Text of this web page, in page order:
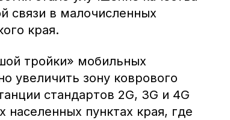
связи в малочисленных
края.
тройки» мобильных
увеличить зону коврового
стандартов 2G, 3G и 4G
населенных пунктах края, где